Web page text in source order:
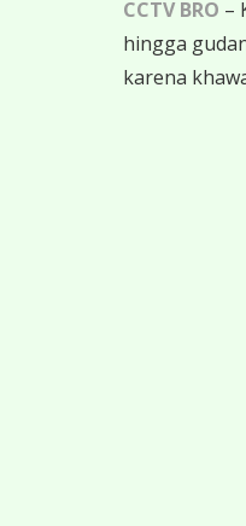
CCTV BRO –
hingga
karena